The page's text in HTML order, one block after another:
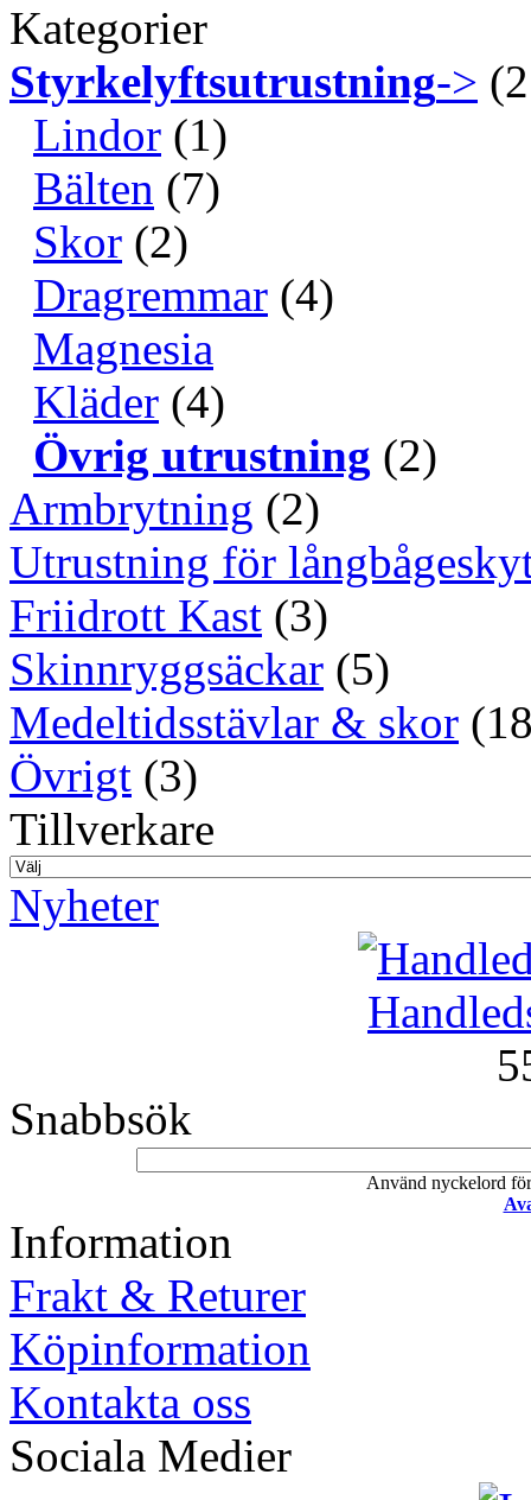
Kategorier
Styrkelyftsutrustning->
Lindor (1)
Bälten (7)
Skor (2)
Dragremmar (4)
Magnesia
Kläder (4)
Övrig utrustning (2)
Armbrytning (2)
Utrustning för
Friidrott Kast (3)
Skinnryggsäckar (5)
Medeltidsstävlar & skor
Övrigt (3)
Tillverkare
Nyheter
Snabbsök
Använd nyckelord
Information
Frakt & Returer
Köpinformation
Kontakta oss
Sociala Medier